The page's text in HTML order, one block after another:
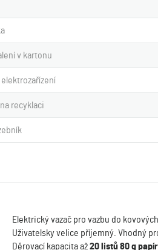
v kartonu
recyklaci
Elektrický vazač pro vazbu do
Uživatelsky velice příjemný. Vhodný
Děrovací kapacita až20 listů 80 g